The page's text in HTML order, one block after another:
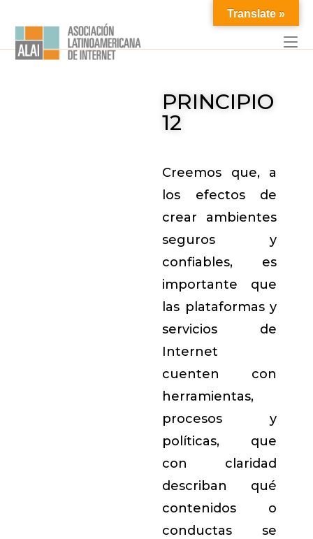
PRINCIPIO
12
Creemos que, a
los efectos de
crear ambientes
seguros y
confiables, es
importante que
las plataformas y
servicios de
Internet
cuenten con
herramientas,
procesos y
políticas, que
con claridad
describan qué
contenidos o
conductas se
Translate »